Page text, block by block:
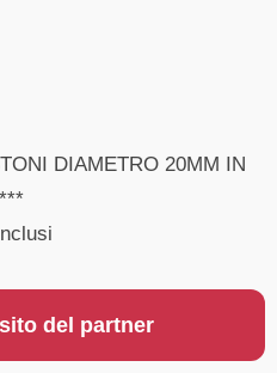
DIAMETRO 20MM IN
del partner